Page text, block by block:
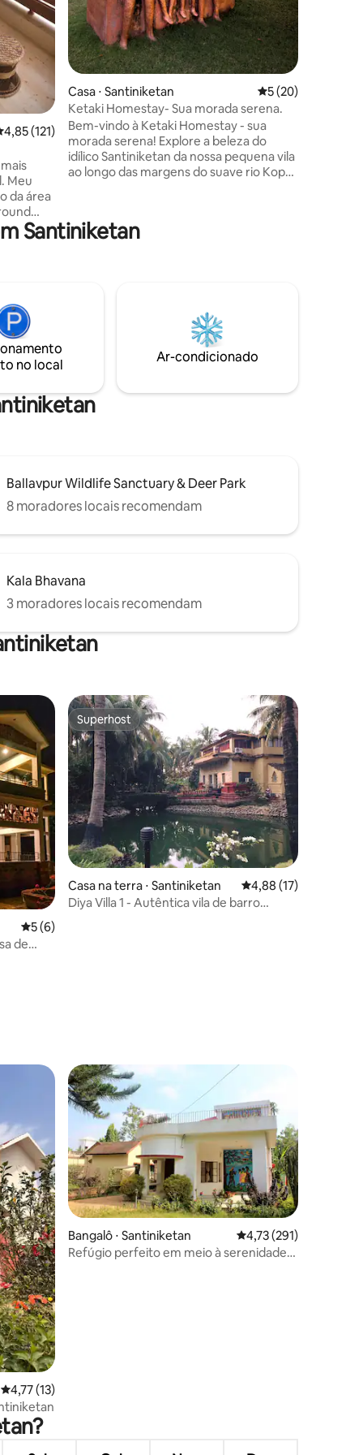
de uma avaliação média de 5, 121 avaliações
4,85 (121)
Meu
da área
curta
também
você
lar,
Casa ⋅ Santiniketan 5 de uma
5 (20)
Ketaki Homestay- Sua morada serena.
Bem-vindo à Ketaki Homestay - sua
morada serena! Explore a beleza do
idílico Santiniketan da nossa pequena vila
ao longo das margens do suave rio Kopai.
exuberantes e gado adorável que dá um
vislumbre da vida pitoresca da aldeia e
de destinos turísticos populares, mas
longe da agitação das grandes cidades.
Santiniketan
no local
Ar-condicionado
Ballavpur Wildlife Sanctuary & Deer Park
8 moradores locais recomendam
Kala Bhavana
3 moradores locais recomendam
5 de uma avaliação média de 5, 6 avaliações
5 (6)
de
Superhost
Superhost
Casa na terra ⋅ Santiniketan 4,88 de uma
4,88 (17)
Diya Villa 1 - Autêntica vila de barro
4,77 de uma avaliação média de 5, 13 avaliações
4,77 (13)
Bangalô ⋅ Santiniketan 4,73 de uma avaliação
4,73 (291)
Refúgio perfeito em meio à serenidade